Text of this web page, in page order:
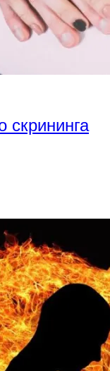
скрининга